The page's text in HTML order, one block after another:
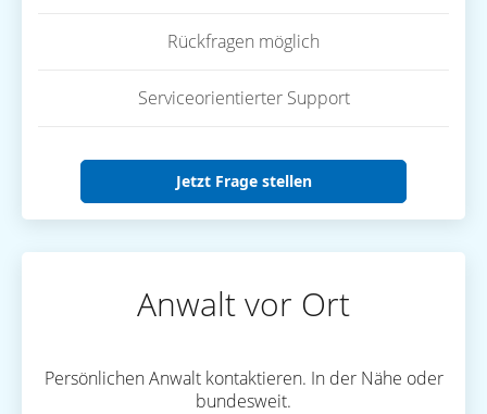
Rückfragen möglich
Serviceorientierter Support
Jetzt Frage stellen
Anwalt vor Ort
Persönlichen Anwalt kontaktieren. In der Nähe oder
bundesweit.